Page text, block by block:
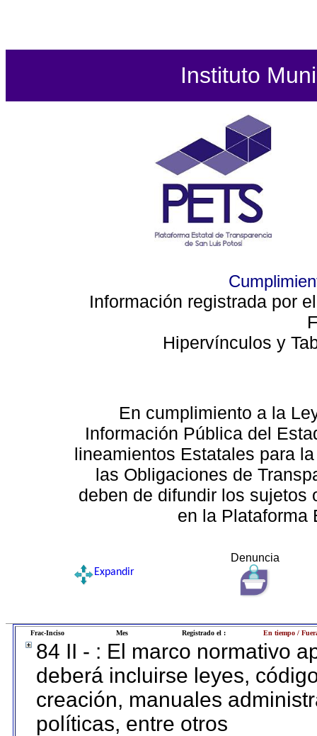
Instituto
Información registrada por
Hipervínculos y
En cumplimiento a la
Información Pública del
lineamientos Estatales para
las Obligaciones de
deben de difundir los sujetos
en la Plataforma
Denuncia
Expandir
Frac-Inciso Mes Registrado el : En tiempo /
84 II - : El marco normativo
deberá incluirse leyes,
creación, manuales
políticas, entre otros